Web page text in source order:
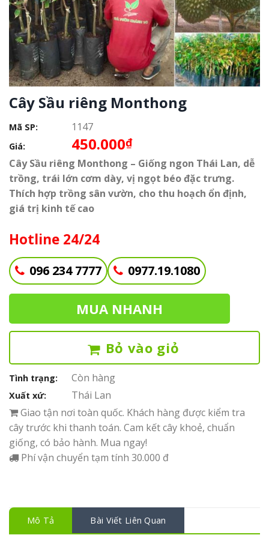
Cây Sầu riêng Monthong
Mã SP: 1147
Giá: 450.000₫
Cây Sầu riêng Monthong – Giống ngon Thái Lan, dễ
trồng, trái lớn cơm dày, vị ngọt béo đặc trưng.
Thích hợp trồng sân vườn, cho thu hoạch ổn định,
giá trị kinh tế cao
Hotline 24/24
096 234 7777 0977.19.1080
MUA NHANH
Bỏ vào giỏ
Tình trạng: Còn hàng
Xuất xứ:
Thái Lan
Giao tận nơi toàn quốc. Khách hàng được kiểm tra
cây trước khi thanh toán. Cam kết cây khoẻ, chuẩn
giống, có bảo hành. Mua ngay!
Phí vận chuyển tạm tính 30.000 đ
Mô Tả Bài Viết Liên Quan